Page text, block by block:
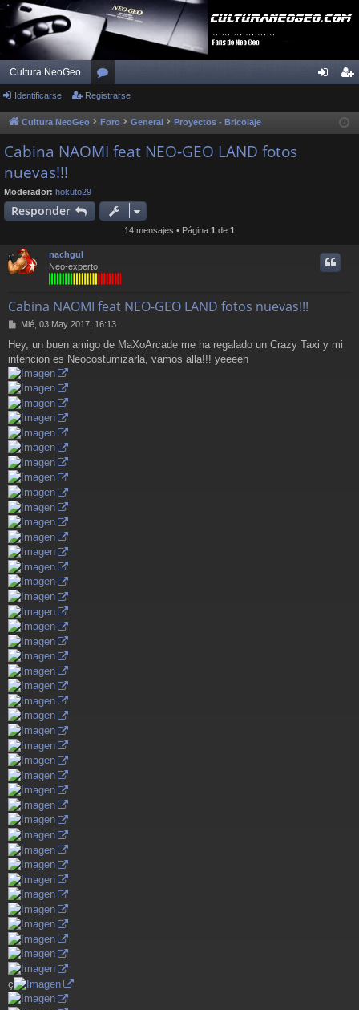
Cultura NeoGeo
or
os ist
Identificarse Registrarse
Cultura NeoGeo Foro General Proyectos - Bricolaje
Cabina NAOMI feat NEO-GEO LAND fotos
nuevas!!!
Moderador: hokuto29
Responder
14 mensajes • Página 1 de 1
nachgul
Neo-experto
Cabina NAOMI feat NEO-GEO LAND fotos nuevas!!!
M
n
s
a
j
e
Mié, 03 May 2017, 16:13
Hey, un buen amigo de MaXoArcade me ha regalado un Crazy Taxi y mi
intencion es Neocostumizarla, vamos alla!!! yeeeeh
ç